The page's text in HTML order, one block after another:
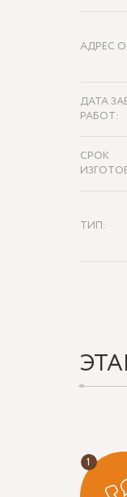
АДРЕС
ДАТА
РАБОТ:
СРОК
ТИП: